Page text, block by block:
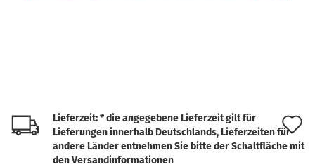
Lieferzeit: * die angegebene Lieferzeit gilt für
Lieferungen innerhalb Deutschlands, Lieferzeiten für
andere Länder entnehmen Sie bitte der Schaltfläche mit
den Versandinformationen